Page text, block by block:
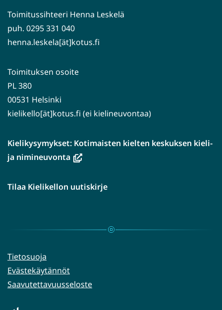
Toimitussihteeri Henna Leskelä
puh. 0295 331 040
henna.leskela[ät]kotus.fi
Toimituksen osoite
PL 380
00531 Helsinki
kielikello[ät]kotus.fi (ei kielineuvontaa)
Kielikysymykset: Kotimaisten kielten keskuksen kieli-
ja nimineuvonta(avautuu
ikkunaan,
palveluun)
Tilaa Kielikellon uutiskirje
Tietosuoja
Evästekäytännöt
Saavutettavuusseloste